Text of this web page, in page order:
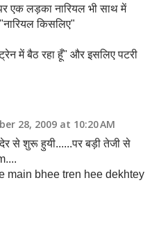
एक लड़का नारियल भी साथ में
किसलिए"
में बैठ रहा हूँ" और इसलिए पटरी
28, 2009 at 10:20 AM
देर से शुरू हुयी......पर बड़ी तेजी से
main bhee tren hee dekhtey